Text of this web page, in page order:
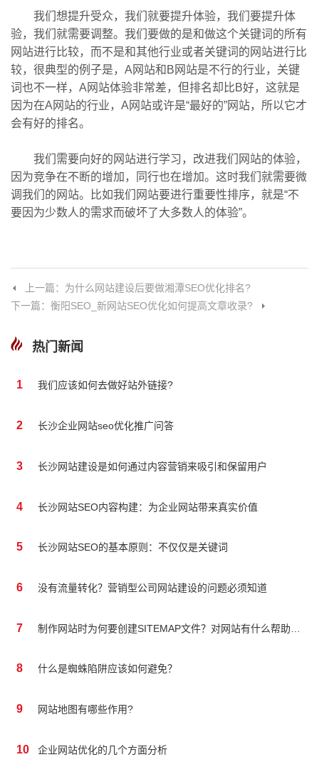
我们想提升受众，我们就要提升体验，我们要提升体
验，我们就需要调整。我们要做的是和做这个关键词的所有
网站进行比较，而不是和其他行业或者关键词的网站进行比
较，很典型的例子是，A网站和B网站是不行的行业，关键
词也不一样，A网站体验非常差，但排名却比B好，这就是
因为在A网站的行业，A网站或许是“最好的”网站，所以它才
会有好的排名。
我们需要向好的网站进行学习，改进我们网站的体验，
因为竞争在不断的增加，同行也在增加。这时我们就需要微
调我们的网站。比如我们网站要进行重要性排序，就是“不
要因为少数人的需求而破坏了大多数人的体验”。
上一篇：为什么网站建设后要做湘潭SEO优化排名?
下一篇：衡阳SEO_新网站SEO优化如何提高文章收录?
热门新闻
1 我们应该如何去做好站外链接?
2 长沙企业网站seo优化推广问答
3 长沙网站建设是如何通过内容营销来吸引和保留用户
4 长沙网站SEO内容构建：为企业网站带来真实价值
5 长沙网站SEO的基本原则：不仅仅是关键词
6 没有流量转化？营销型公司网站建设的问题必须知道
7
8 什么是蜘蛛陷阱应该如何避免？
9 网站地图有哪些作用?
10 企业网站优化的几个方面分析